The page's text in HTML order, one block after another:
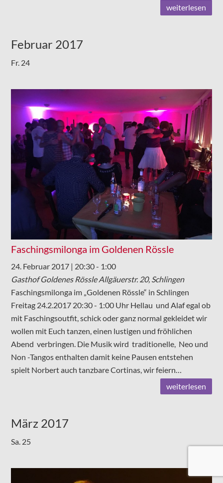
weiterlesen
Februar 2017
Fr. 24
Faschingsmilonga im Goldenen Rössle
24. Februar 2017 | 20:30- 1:00
Gasthof Goldenes RössleAllgäuerstr. 20, Schlingen
Faschingsmilonga im „Goldenen Rössle“ in Schlingen
Freitag 24.2.2017 20:30 - 1:00 Uhr Hellau und Alaf egal ob
mit Faschingsoutfit, schick oder ganz normal gekleidet wir
wollen mit Euch tanzen, einen lustigen und fröhlichen
Abend verbringen. Die Musik wird traditionelle, Neo und
Non -Tangos enthalten damit keine Pausen entstehen
spielt Norbert auch tanzbare Cortinas, wir feiern…
weiterlesen
März 2017
Sa. 25